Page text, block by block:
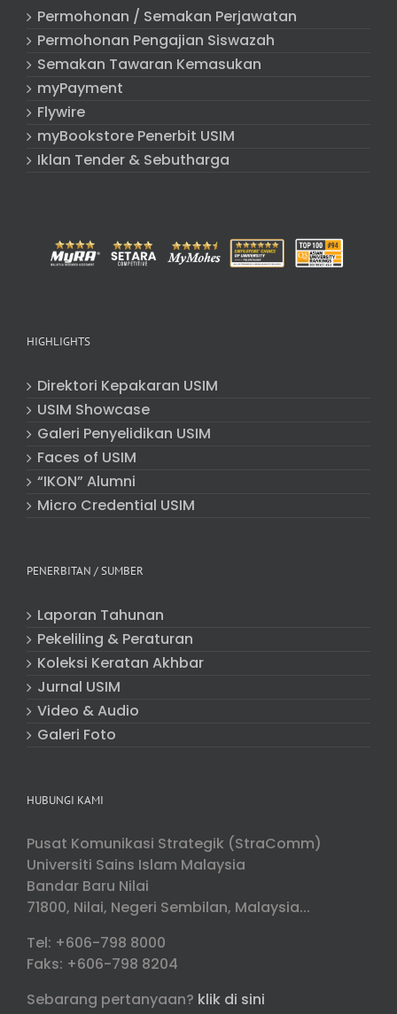
Permohonan / Semakan Perjawatan
Permohonan Pengajian Siswazah
Semakan Tawaran Kemasukan
myPayment
Flywire
myBookstore Penerbit USIM
Iklan Tender & Sebutharga
HIGHLIGHTS
Direktori Kepakaran USIM
USIM Showcase
Galeri Penyelidikan USIM
Faces of USIM
“IKON” Alumni
Micro Credential USIM
PENERBITAN / SUMBER
Laporan Tahunan
Pekeliling & Peraturan
Koleksi Keratan Akhbar
Jurnal USIM
Video & Audio
Galeri Foto
HUBUNGI KAMI
Pusat Komunikasi Strategik (StraComm)
Universiti Sains Islam Malaysia
Bandar Baru Nilai
71800, Nilai, Negeri Sembilan, Malaysia...
Tel: +606-798 8000
Faks: +606-798 8204
Sebarang pertanyaan? klik di sini